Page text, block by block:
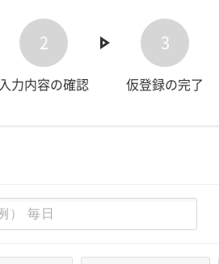
2
入力内容の確認
3
仮登録の完了